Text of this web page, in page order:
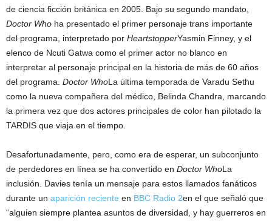
de ciencia ficción británica en 2005. Bajo su segundo mandato,
Doctor Who ha presentado el primer personaje trans importante
del programa, interpretado por HeartstopperYasmin Finney, y el
elenco de Ncuti Gatwa como el primer actor no blanco en
interpretar al personaje principal en la historia de más de 60 años
del programa. Doctor WhoLa última temporada de Varadu Sethu
como la nueva compañera del médico, Belinda Chandra, marcando
la primera vez que dos actores principales de color han pilotado la
TARDIS que viaja en el tiempo.
Desafortunadamente, pero, como era de esperar, un subconjunto
de perdedores en línea se ha convertido en Doctor WhoLa
inclusión. Davies tenía un mensaje para estos llamados fanáticos
durante un aparición reciente en BBC Radio 2en el que señaló que
“alguien siempre plantea asuntos de diversidad, y hay guerreros en